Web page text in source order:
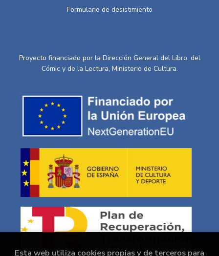
Formulario de desistimiento
Proyecto financiado por la Dirección General del Libro, del
Cómic y de la Lectura, Ministerio de Cultura.
Esta web utiliza cookies propias y de terceros para